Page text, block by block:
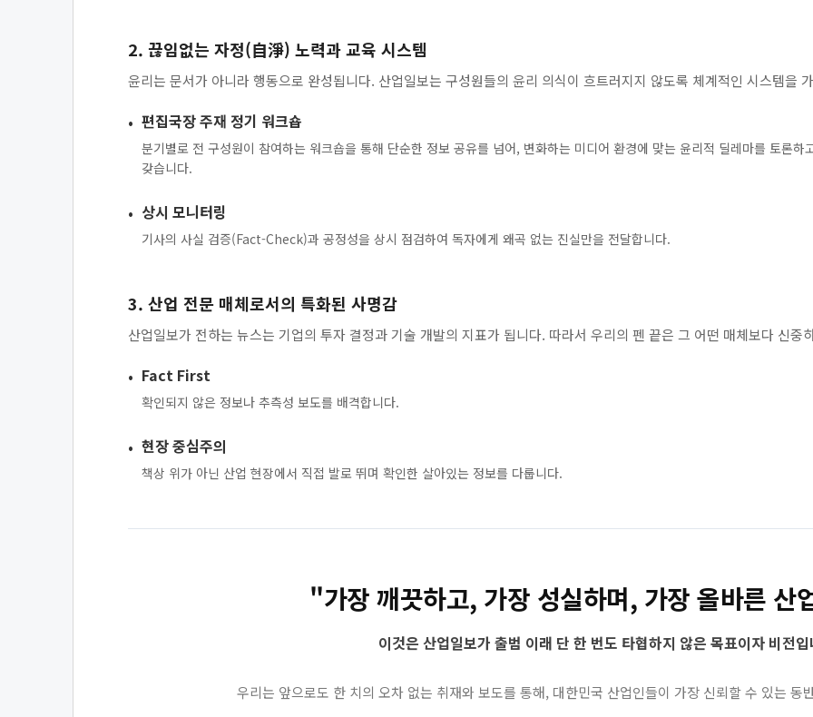
2. 끊임없는 자정(自淨) 노력과 교육 시스템
윤리는 문서가 아니라 행동으로 완성됩니다. 산업일보는 구성원들의 윤리 의식이 흐트러지지 않도록 체계적인 시스템을
편집국장 주재 정기 워크숍
분기별로 전 구성원이 참여하는 워크숍을 통해 단순한 정보 공유를 넘어, 변화하는 미디어 환경에 맞는 윤리적 딜레마를 토론
갖습니다.
상시 모니터링
기사의 사실 검증(Fact-Check)과 공정성을 상시 점검하여 독자에게 왜곡 없는 진실만을 전달합니다.
3. 산업 전문 매체로서의 특화된 사명감
산업일보가 전하는 뉴스는 기업의 투자 결정과 기술 개발의 지표가 됩니다. 따라서 우리의 펜 끝은 그 어떤 매체보다 신중
Fact First
확인되지 않은 정보나 추측성 보도를 배격합니다.
현장 중심주의
책상 위가 아닌 산업 현장에서 직접 발로 뛰며 확인한 살아있는 정보를 다룹니다.
"가장 깨끗하고, 가장 성실하며, 가장 올바른 산
이것은 산업일보가 출범 이래 단 한 번도 타협하지 않은 목표이자 비전
우리는 앞으로도 한 치의 오차 없는 취재와 보도를 통해, 대한민국 산업인들이 가장 신뢰할 수 있는 동